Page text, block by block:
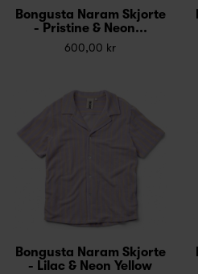
Bongusta Naram Skjorte
- Pristine & Neon...
600,00 kr
Bongusta Naram Skjorte
- Lilac & Neon Yellow